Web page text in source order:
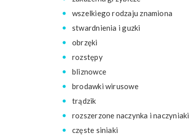
wszelkiego rodzaju znamiona
stwardnienia i guzki
obrzęki
rozstępy
bliznowce
brodawki wirusowe
trądzik
rozszerzone naczynka i naczyniaki
częste siniaki